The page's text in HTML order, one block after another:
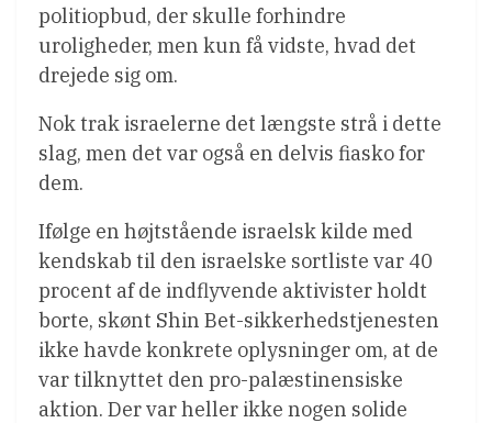
politiopbud, der skulle forhindre
uroligheder, men kun få vidste, hvad det
drejede sig om.
Nok trak israelerne det længste strå i dette
slag, men det var også en delvis fiasko for
dem.
Ifølge en højtstående israelsk kilde med
kendskab til den israelske sortliste var 40
procent af de indflyvende aktivister holdt
borte, skønt Shin Bet-sikkerhedstjenesten
ikke havde konkrete oplysninger om, at de
var tilknyttet den pro-palæstinensiske
aktion. Der var heller ikke nogen solide